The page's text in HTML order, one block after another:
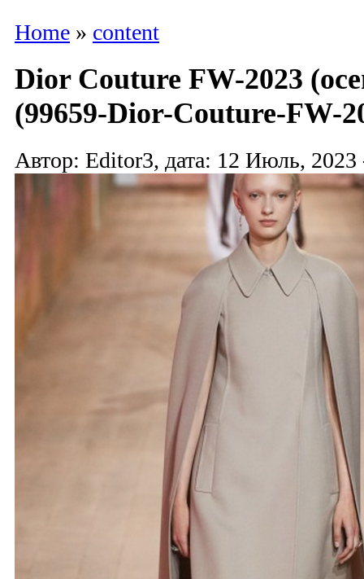
Home » content
Dior Couture FW-2023
(99659-Dior-Couture-FW-
Автор: Editor3, дата: 12 Июль, 2023